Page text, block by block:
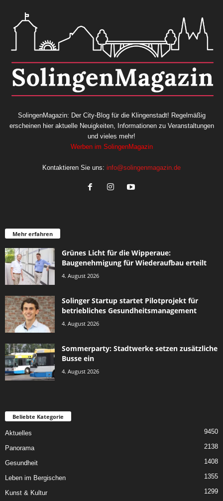
SolingenMagazin: Der City-Blog für die Klingenstadt! Regelmäßig
erscheinen hier aktuelle Neuigkeiten, Informationen zu Veranstaltungen
und vieles mehr!
Werben im SolingenMagazin
Kontaktieren Sie uns: info@solingenmagazin.de
Mehr erfahren
Grünes Licht für die Wipperaue:
Baugenehmigung für Wiederaufbau erteilt
4. August 2026
Solinger Startup startet Pilotprojekt für
betriebliches Gesundheitsmanagement
4. August 2026
Sommerparty: Stadtwerke setzen zusätzliche
Busse ein
4. August 2026
Beliebte Kategorie
Aktuelles 9450
Panorama 2138
Gesundheit 1408
Leben im Bergischen 1355
Kunst & Kultur 1299